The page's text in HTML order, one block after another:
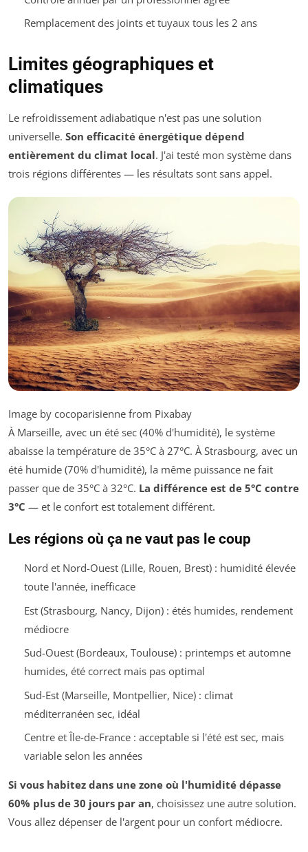
Remplacement des joints et tuyaux tous les 2 ans
Limites géographiques et
climatiques
Le refroidissement adiabatique n'est pas une solution
universelle. Son efficacité énergétique dépend
entièrement du climat local. J'ai testé mon système dans
trois régions différentes — les résultats sont sans appel.
Image by cocoparisienne from Pixabay
À Marseille, avec un été sec (40% d'humidité), le système
abaisse la température de 35°C à 27°C. À Strasbourg, avec un
été humide (70% d'humidité), la même puissance ne fait
passer que de 35°C à 32°C. La différence est de 5°C contre
3°C — et le confort est totalement différent.
Les régions où ça ne vaut pas le coup
Nord et Nord-Ouest (Lille, Rouen, Brest) : humidité élevée
toute l'année, inefficace
Est (Strasbourg, Nancy, Dijon) : étés humides, rendement
médiocre
Sud-Ouest (Bordeaux, Toulouse) : printemps et automne
humides, été correct mais pas optimal
Sud-Est (Marseille, Montpellier, Nice) : climat
méditerranéen sec, idéal
Centre et Île-de-France : acceptable si l'été est sec, mais
variable selon les années
Si vous habitez dans une zone où l'humidité dépasse
60% plus de 30 jours par an, choisissez une autre solution.
Vous allez dépenser de l'argent pour un confort médiocre.